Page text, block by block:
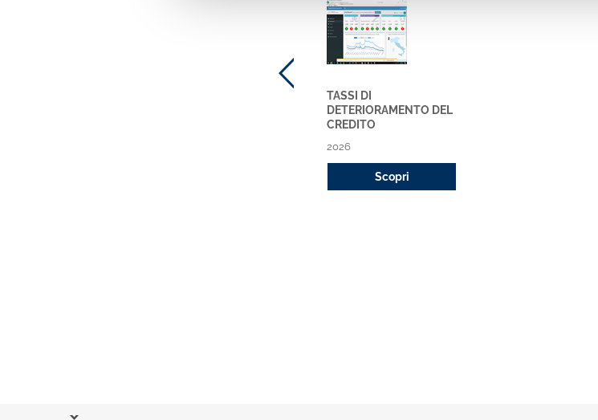
TASSI DI
DETERIORAMENTO DEL
CREDITO
2026
Scopri